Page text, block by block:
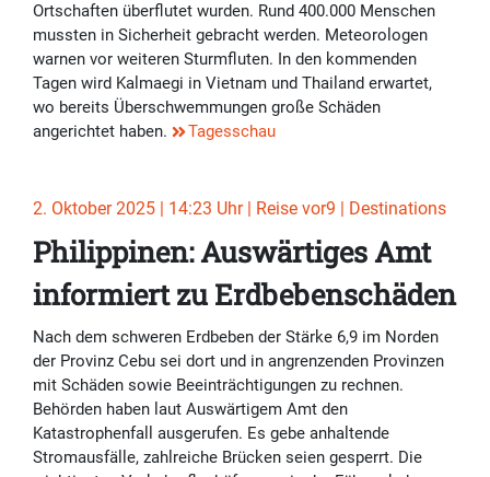
Ortschaften überflutet wurden. Rund 400.000 Menschen
mussten in Sicherheit gebracht werden. Meteorologen
warnen vor weiteren Sturmfluten. In den kommenden
Tagen wird Kalmaegi in Vietnam und Thailand erwartet,
wo bereits Überschwemmungen große Schäden
angerichtet haben.
Tagesschau
2. Oktober 2025 | 14:23 Uhr | Reise vor9 | Destinations
Philippinen: Auswärtiges Amt
informiert zu Erdbebenschäden
Nach dem schweren Erdbeben der Stärke 6,9 im Norden
der Provinz Cebu sei dort und in angrenzenden Provinzen
mit Schäden sowie Beeinträchtigungen zu rechnen.
Behörden haben laut Auswärtigem Amt den
Katastrophenfall ausgerufen. Es gebe anhaltende
Stromausfälle, zahlreiche Brücken seien gesperrt. Die